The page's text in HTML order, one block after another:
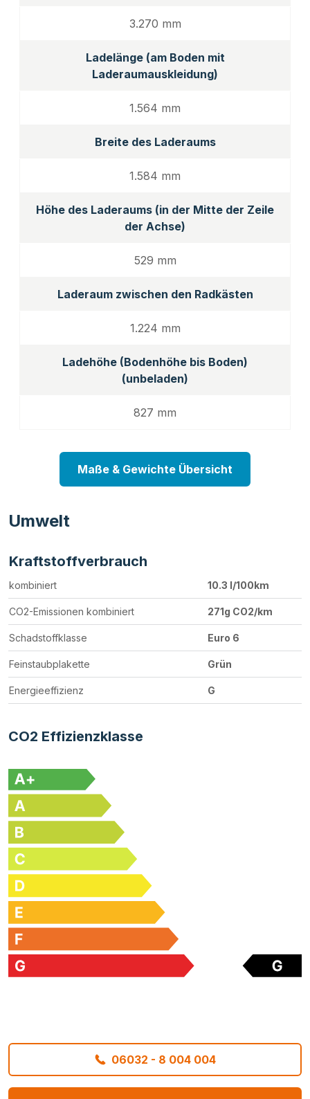
3.270 mm
Ladelänge (am Boden mit
Laderaumauskleidung)
1.564 mm
Breite des Laderaums
1.584 mm
Höhe des Laderaums (in der Mitte der Zeile
der Achse)
529 mm
Laderaum zwischen den Radkästen
1.224 mm
Ladehöhe (Bodenhöhe bis Boden)
(unbeladen)
827 mm
Maße & Gewichte Übersicht
Umwelt
Kraftstoffverbrauch
kombiniert 10.3 l/100km
CO2-Emissionen kombiniert 271g CO2/km
Schadstoffklasse Euro 6
Feinstaubplakette Grün
Energieeffizienz G
CO2 Effizienzklasse
06032 - 8 004 004